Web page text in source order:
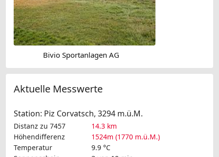
Bivio Sportanlagen AG
Aktuelle Messwerte
Station: Piz Corvatsch, 3294 m.ü.M.
Distanz zu 7457
14.3 km
Höhendifferenz
1524m (1770 m.ü.M.)
Temperatur
9.9 °C